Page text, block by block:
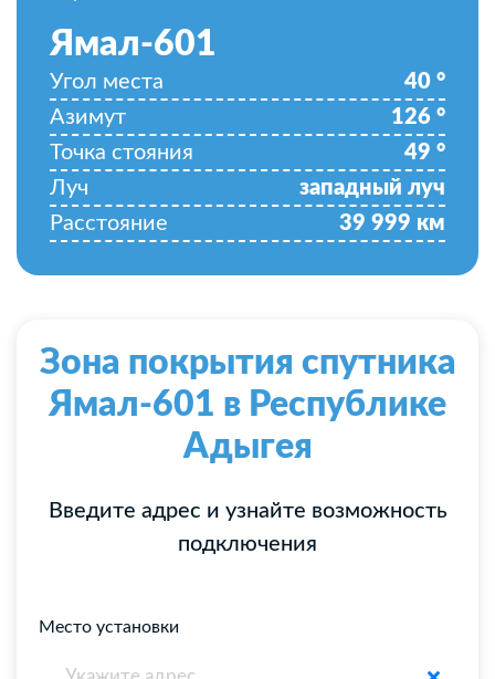
Ямал-601
Угол места 40 °
Азимут
126 °
Точка стояния
49 °
Луч
западный луч
Расстояние
39 999 км
Зона покрытия спутника
Ямал-601 в Республике
Адыгея
Введите адрес и узнайте возможность
подключения
Место установки